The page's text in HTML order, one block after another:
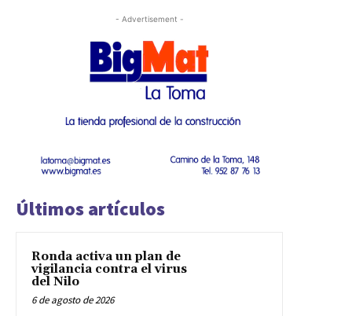
- Advertisement -
Últimos artículos
Ronda activa un plan de
vigilancia contra el virus
del Nilo
6 de agosto de 2026